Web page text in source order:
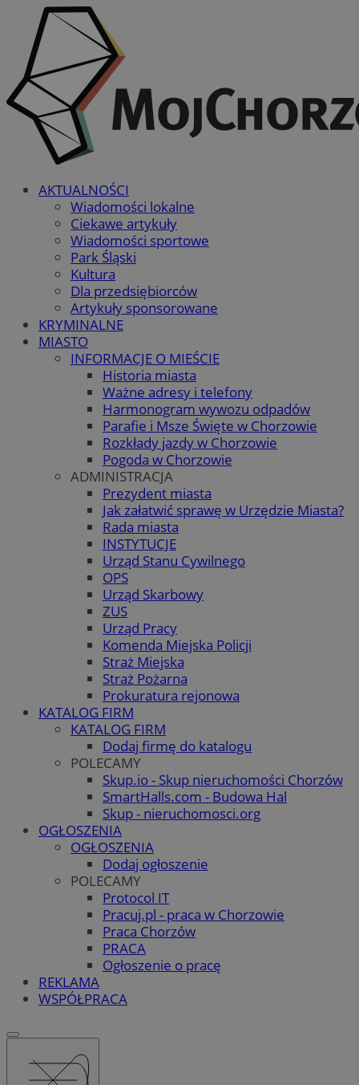
AKTUALNOŚCI
Wiadomości lokalne
Ciekawe artykuły
Wiadomości sportowe
Park Śląski
Kultura
Dla przedsiębiorców
Artykuły sponsorowane
KRYMINALNE
MIASTO
INFORMACJE O MIEŚCIE
Historia miasta
Ważne adresy i telefony
Harmonogram wywozu odpadów
Parafie i Msze Święte w Chorzowie
Rozkłady jazdy w Chorzowie
Pogoda w Chorzowie
ADMINISTRACJA
Prezydent miasta
Jak załatwić sprawę w Urzędzie Miasta?
Rada miasta
INSTYTUCJE
Urząd Stanu Cywilnego
OPS
Urząd Skarbowy
ZUS
Urząd Pracy
Komenda Miejska Policji
Straż Miejska
Straż Pożarna
Prokuratura rejonowa
KATALOG FIRM
KATALOG FIRM
Dodaj firmę do katalogu
POLECAMY
Skup.io - Skup nieruchomości Chorzów
SmartHalls.com - Budowa Hal
Skup - nieruchomosci.org
OGŁOSZENIA
OGŁOSZENIA
Dodaj ogłoszenie
POLECAMY
Protocol IT
Pracuj.pl - praca w Chorzowie
Praca Chorzów
PRACA
Ogłoszenie o pracę
REKLAMA
WSPÓŁPRACA